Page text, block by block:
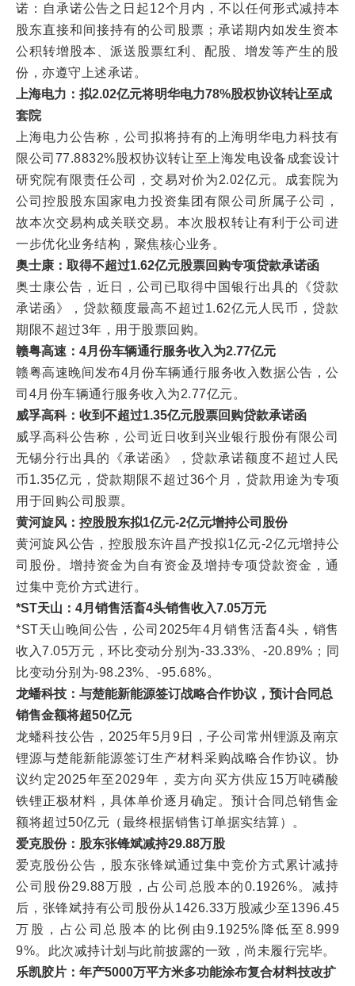
诺：自承诺公告之日起12个月内，不以任何形式减持本
股东直接和间接持有的公司股票；承诺期内如发生资本
公积转增股本、派送股票红利、配股、增发等产生的股
份，亦遵守上述承诺。
上海电力：拟2.02亿元将明华电力78%股权协议转让至成
套院
上海电力公告称，公司拟将持有的上海明华电力科技有
限公司77.8832%股权协议转让至上海发电设备成套设计
研究院有限责任公司，交易对价为2.02亿元。成套院为
公司控股股东国家电力投资集团有限公司所属子公司，
故本次交易构成关联交易。本次股权转让有利于公司进
一步优化业务结构，聚焦核心业务。
奥士康：取得不超过1.62亿元股票回购专项贷款承诺函
奥士康公告，近日，公司已取得中国银行出具的《贷款
承诺函》，贷款额度最高不超过1.62亿元人民币，贷款
期限不超过3年，用于股票回购。
赣粤高速：4月份车辆通行服务收入为2.77亿元
赣粤高速晚间发布4月份车辆通行服务收入数据公告，公
司4月份车辆通行服务收入为2.77亿元。
威孚高科：收到不超过1.35亿元股票回购贷款承诺函
威孚高科公告称，公司近日收到兴业银行股份有限公司
无锡分行出具的《承诺函》，贷款承诺额度不超过人民
币1.35亿元，贷款期限不超过36个月，贷款用途为专项
用于回购公司股票。
黄河旋风：控股股东拟1亿元-2亿元增持公司股份
黄河旋风公告，控股股东许昌产投拟1亿元-2亿元增持公
司股份。增持资金为自有资金及增持专项贷款资金，通
过集中竞价方式进行。
*ST天山：4月销售活畜4头销售收入7.05万元
*ST天山晚间公告，公司2025年4月销售活畜4头，销售
收入7.05万元，环比变动分别为-33.33%、-20.89%；同
比变动分别为-98.23%、-95.68%。
龙蟠科技：与楚能新能源签订战略合作协议，预计合同总
销售金额将超50亿元
龙蟠科技公告，2025年5月9日，子公司常州锂源及南京
锂源与楚能新能源签订生产材料采购战略合作协议。协
议约定2025年至2029年，卖方向买方供应15万吨磷酸
铁锂正极材料，具体单价逐月确定。预计合同总销售金
额将超过50亿元（最终根据销售订单据实结算）。
爱克股份：股东张锋斌减持29.88万股
爱克股份公告，股东张锋斌通过集中竞价方式累计减持
公司股份29.88万股，占公司总股本的0.1926%。减持
后，张锋斌持有公司股份从1426.33万股减少至1396.45
万股，占公司总股本的比例由9.1925%降低至8.999
9%。此次减持计划与此前披露的一致，尚未履行完毕。
乐凯胶片：年产5000万平方米多功能涂布复合材料技改扩